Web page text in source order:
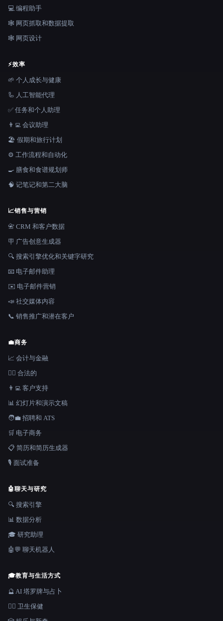
💻 编程助手
🕸️ 网页抓取和数据提取
🕸 网页设计
⚡效率
🌱 个人成长与健康
🦾 人工智能代理
✅ 任务和个人助理
👨‍💻 会议助理
🏖 假期和旅行计划
⚙️ 工作流程和自动化
🍳 膳食和食谱规划师
🧠 记笔记和第二大脑
📈销售与营销
📇 CRM 和客户数据
🪧 广告创意生成器
🔍 搜索引擎优化和关键字研究
📧 电子邮件助理
✉️ 电子邮件营销
📣 社交媒体内容
📞 销售推广和潜在客户
💼商务
📈 会计与金融
👩‍⚖️ 合法的
👨‍💻 客户支持
📊 幻灯片和演示文稿
🧑‍💼 招聘和 ATS
🛒 电子商务
📋 简历和简历生成器
🎙️ 面试准备
🤖聊天与研究
🔍 搜索引擎
📊 数据分析
🎓 研究助理
🤖💬 聊天机器人
🎓教育与生活方式
🔮 AI 塔罗牌与占卜
👩‍⚕️ 卫生保健